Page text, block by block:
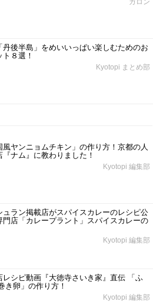
ガロン
丹後半島」をめいいっぱい楽しむためのお
８選！
Kyotopi まとめ部
風ヤンニョムチキン」の作り方！京都の人
ナム』に教わりました！
Kyotopi 編集部
ュラン掲載店がスパイスカレーのレシピ公
門店「カレープラント」スパイスカレーの
Kyotopi 編集部
レシピ動画『大徳寺さいき家』直伝 「ふ
き卵」の作り方！
Kyotopi 編集部